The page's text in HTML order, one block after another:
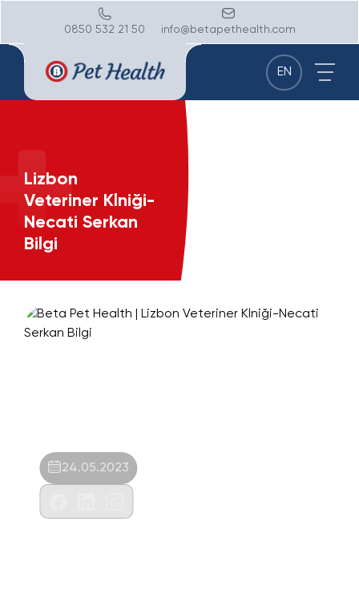
0850 532 21 50 info@betapethealth.com
EN
Lizbon
Veteriner Klniği-
Necati Serkan
Bilgi
24.05.2023